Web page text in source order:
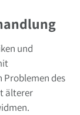
und
des
älterer